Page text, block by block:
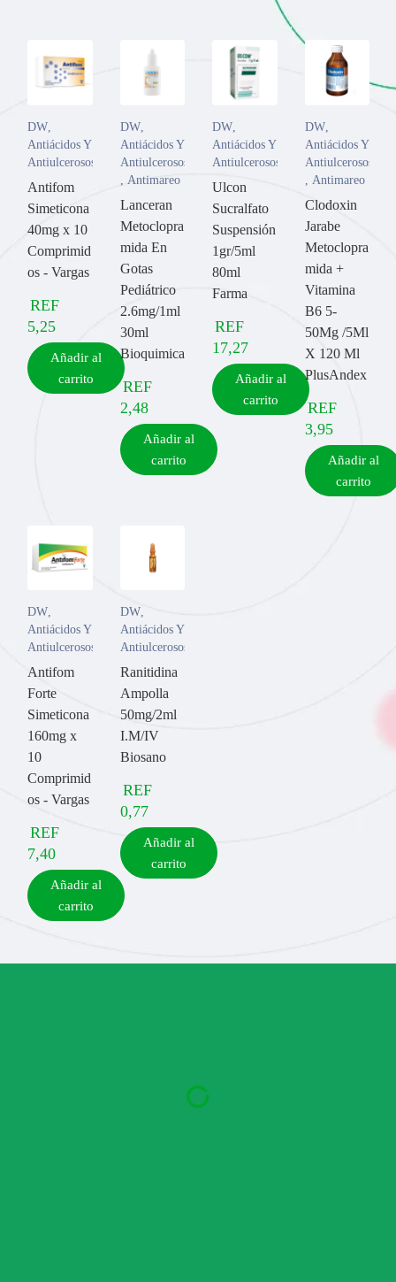
DW
Antiácidos Y
Antiulcerosos
Antifom
Simeticona
40mg x 10
Comprimid
os - Vargas
REF
5,25
Añadir al
carrito
DW,
Antiácidos Y
Antiulcerosos
Antimareo
Lanceran
Metoclopra
mida En
Gotas
Pediátrico
2.6mg/1ml
30ml
Bioquimica
REF
2,48
Añadir al
carrito
DW
Antiácidos Y
Antiulcerosos
Ulcon
Sucralfato
Suspensión
1gr/5ml
80ml
Farma
REF
17,27
Añadir al
carrito
DW,
Antiácidos Y
Antiulcerosos
Antimareo
Clodoxin
Jarabe
Metoclopra
mida +
Vitamina
B6 5-
50Mg /5Ml
X 120 Ml
PlusAndex
REF
3,95
Añadir al
carrito
DW,
Antiácidos Y
Antiulcerosos
Antifom
Forte
Simeticona
160mg x
10
Comprimid
os - Vargas
REF
7,40
Añadir al
carrito
DW,
Antiácidos Y
Antiulcerosos
Ranitidina
Ampolla
50mg/2ml
I.M/IV
Biosano
REF
0,77
Añadir al
carrito